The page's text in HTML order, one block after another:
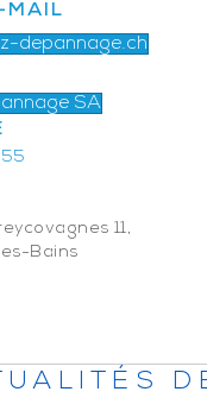
MAIL
depannage.ch
SA
11,
Bains